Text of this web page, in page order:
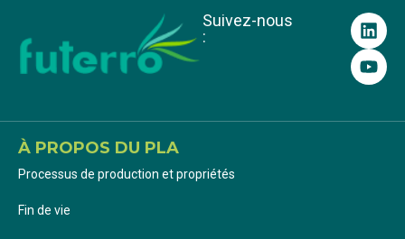
Suivez-nous
:
À PROPOS DU PLA
Processus de production et propriétés
Fin de vie